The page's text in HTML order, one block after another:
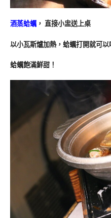
酒蒸蛤蠣 ， 直接小盅送上桌
以小瓦斯爐加熱，蛤蠣打開就可以
蛤蠣飽滿鮮甜！